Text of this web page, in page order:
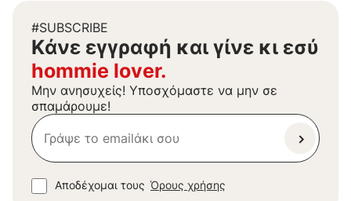
#SUBSCRIBE
Kάνε εγγραφή και γίνε κι εσύ
hommie lover.
Μην ανησυχείς! Υποσχόμαστε να μην σε
σπαμάρουμε!
Αποδέχομαι τους Όρους χρήσης